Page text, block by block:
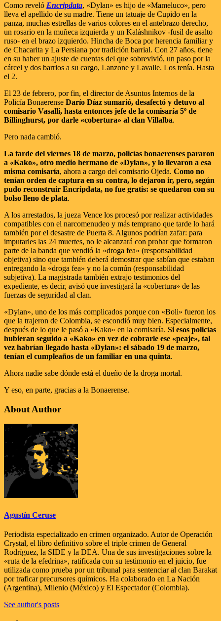
Como reveló Encripdata, «Dylan» es hijo de «Mameluco», pero
lleva el apellido de su madre. Tiene un tatuaje de Cupido en la
panza, muchas estrellas de varios colores en el antebrazo derecho,
un rosario en la muñeca izquierda y un Kaláshnikov -fusil de asalto
ruso- en el brazo izquierdo. Hincha de Boca por herencia familiar y
de Chacarita y La Persiana por tradición barrial. Con 27 años, tiene
en su haber un ajuste de cuentas del que sobrevivió, un paso por la
cárcel y dos barrios a su cargo, Lanzone y Lavalle. Los tenía. Hasta
el 2.
El 23 de febrero, por fin, el director de Asuntos Internos de la
Policía Bonaerense Darío Díaz sumarió, desafectó y detuvo al
comisario Vasalli, hasta entonces jefe de la comisaría 5º de
Billinghurst, por darle «cobertura» al clan Villalba.
Pero nada cambió.
La tarde del viernes 18 de marzo, policías bonaerenses pararon
a «Kako», otro medio hermano de «Dylan», y lo llevaron a esa
misma comisaría, ahora a cargo del comisario Ojeda. Como no
tenían orden de captura en su contra, lo dejaron ir, pero, según
pudo reconstruir Encripdata, no fue gratis: se quedaron con su
bolso lleno de plata.
A los arrestados, la jueza Vence los procesó por realizar actividades
compatibles con el narcomenudeo y más temprano que tarde lo hará
también por el desastre de Puerta 8. Algunos podrían zafar: para
imputarles las 24 muertes, no le alcanzará con probar que formaron
parte de la banda que vendió la «droga fea» (responsabilidad
objetiva) sino que también deberá demostrar que sabían que estaban
entregando la «droga fea» y no la común (responsabilidad
subjetiva). La magistrada también extrajo testimonios del
expediente, es decir, avisó que investigará la «cobertura» de las
fuerzas de seguridad al clan.
«Dylan», uno de los más complicados porque con «Boli» fueron los
que la trajeron de Colombia, se escondió muy bien. Especialmente,
después de lo que le pasó a «Kako» en la comisaría. Si esos policías
hubieran seguido a «Kako» en vez de cobrarle ese «peaje», tal
vez habrían llegado hasta «Dylan»: el sábado 19 de marzo,
tenían el cumpleaños de un familiar en una quinta.
Ahora nadie sabe dónde está el dueño de la droga mortal.
Y eso, en parte, gracias a la Bonaerense.
About Author
Agustín Ceruse
Periodista especializado en crimen organizado. Autor de Operación
Crystal, el libro definitivo sobre el triple crimen de General
Rodríguez, la SIDE y la DEA. Una de sus investigaciones sobre la
«ruta de la efedrina», ratificada con su testimonio en el juicio, fue
utilizada como prueba por un tribunal para sentenciar al clan Barakat
por traficar precursores químicos. Ha colaborado en La Nación
(Argentina), Milenio (México) y El Espectador (Colombia).
See author's posts